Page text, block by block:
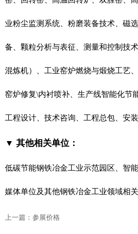
业粉尘监测系统、粉磨装备技术、磁
备、颗粒分析与表征、测量和控制技
混炼机）、工业窑炉燃烧与煅烧工艺
窑炉修复\内衬喷补、生产线智能化节
工程设计、技术咨询、工程总包、安
▼ 其他相关单位：
低碳节能钢铁冶金工业示范园区、 智
媒体单位及其他钢铁冶金工业领域相关
上一篇：参展价格